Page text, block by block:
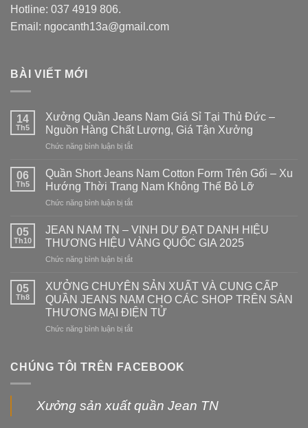
Hotline: 037 4919 806.
Email: ngocanth13a@gmail.com
BÀI VIẾT MỚI
14
Th5
Xưởng Quần Jeans Nam Giá Sỉ Tại Thủ Đức –
Nguồn Hàng Chất Lượng, Giá Tận Xưởng
Chức năng bình luận bị tắt
Quần
Jeans
Nam
Tại
Thủ
Hàng
Chất
Lượng,
06
Th5
Quần Short Jeans Nam Cotton Form Trên Gối – Xu
Hướng Thời Trang Nam Không Thể Bỏ Lỡ
Chức năng bình luận bị tắt
Short
Jeans
Nam
Trên
Gối
–
Xu
Nam
Bỏ
Lỡ
05
Th10
JEAN NAM TN – VINH DỰ ĐẠT DANH HIỆU
THƯƠNG HIỆU VÀNG QUỐC GIA 2025
Chức năng bình luận bị tắt
NAM
TN
–
VINH
HIỆU
VÀNG
QUỐC
05
Th8
XƯỞNG CHUYÊN SẢN XUẤT VÀ CUNG CẤP
QUẦN JEANS NAM CHO CÁC SHOP TRÊN SÀN
THƯƠNG MẠI ĐIỆN TỬ
Chức năng bình luận bị tắt
SẢN
CUNG
CẤP
CHÚNG TÔI TRÊN FACEBOOK
Xưởng sản xuất quần Jean TN